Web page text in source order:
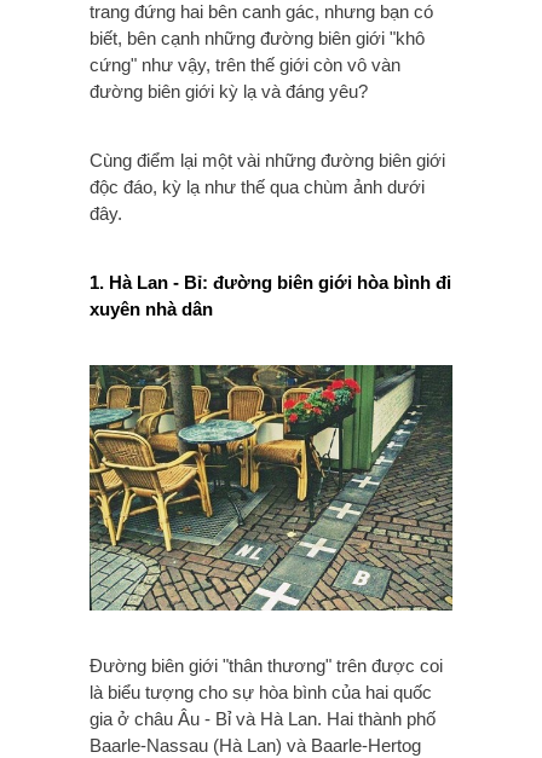
trang đứng hai bên canh gác, nhưng bạn có
biết, bên cạnh những đường biên giới "khô
cứng" như vậy, trên thế giới còn vô vàn
đường biên giới kỳ lạ và đáng yêu?
Cùng điểm lại một vài những đường biên giới
độc đáo, kỳ lạ như thế qua chùm ảnh dưới
đây.
1. Hà Lan - Bỉ: đường biên giới hòa bình đi
xuyên nhà dân
Đường biên giới "thân thương" trên được coi
là biểu tượng cho sự hòa bình của hai quốc
gia ở châu Âu - Bỉ và Hà Lan. Hai thành phố
Baarle-Nassau (Hà Lan) và Baarle-Hertog